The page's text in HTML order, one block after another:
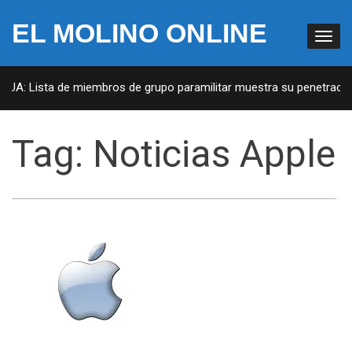
EL MOLINO ONLINE
Lista de miembros de grupo paramilitar muestra su penetración
Tag: Noticias Apple